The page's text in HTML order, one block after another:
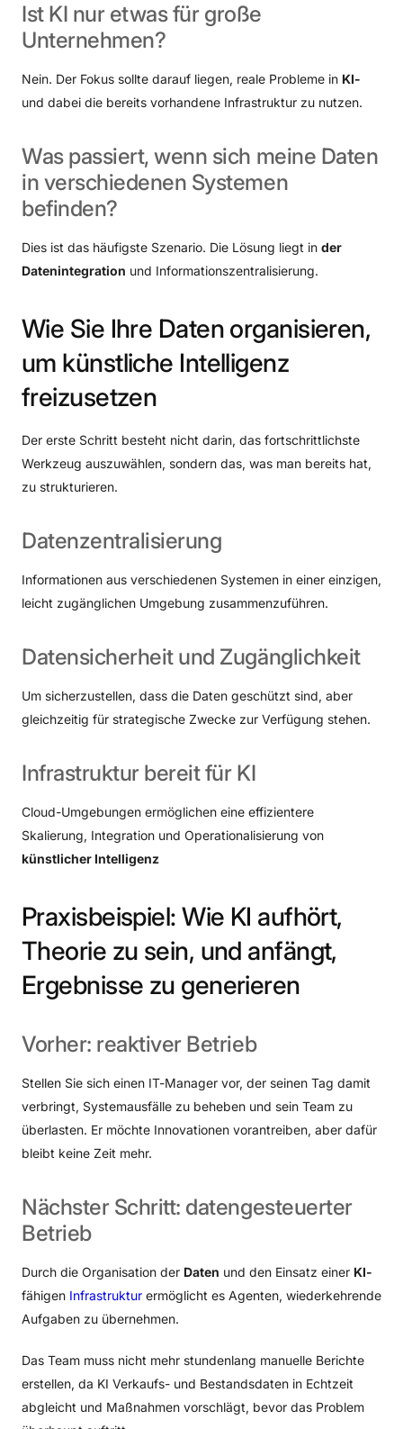
Ist KI nur etwasfür große
Unternehmen?
Nein. Der Fokus sollte darauf liegen, reale Probleme in KI-
und dabei die bereits vorhandene Infrastruktur zu nutzen.
Was passiert, wenn sich meine Daten
in verschiedenen Systemen
befinden?
Dies ist das häufigste Szenario. Die Lösung liegt in der
Datenintegration und Informationszentralisierung.
Wie Sie Ihre Daten organisieren,
um künstliche Intelligenz
freizusetzen
Der erste Schritt besteht nicht darin, das fortschrittlichste
Werkzeug auszuwählen, sondern das, was man bereits hat,
zu strukturieren.
Datenzentralisierung
Informationen aus verschiedenen Systemen in einer einzigen,
leicht zugänglichen Umgebung zusammenzuführen.
Datensicherheit und Zugänglichkeit
Um sicherzustellen, dass die Daten geschützt sind, aber
gleichzeitig für strategische Zwecke zur Verfügung stehen.
Infrastruktur bereitfür KI
Cloud-Umgebungen ermöglichen eine effizientere
Skalierung, Integration und Operationalisierung von
künstlicher Intelligenz
Praxisbeispiel: Wie KI aufhört,
Theorie zu sein, und anfängt,
Ergebnisse zu generieren
Vorher: reaktiver Betrieb
Stellen Sie sich einen IT-Manager vor, der seinen Tag damit
verbringt, Systemausfälle zu beheben und sein Team zu
überlasten. Er möchte Innovationen vorantreiben, aber dafür
bleibt keine Zeit mehr.
Nächster Schritt: datengesteuerter
Betrieb
Durch die Organisation der Daten und den Einsatz einer KI-
fähigen Infrastruktur ermöglicht es Agenten, wiederkehrende
Aufgaben zu übernehmen.
Das Team muss nicht mehr stundenlang manuelle Berichte
erstellen, da KI Verkaufs- und Bestandsdaten in Echtzeit
abgleicht und Maßnahmen vorschlägt, bevor das Problem